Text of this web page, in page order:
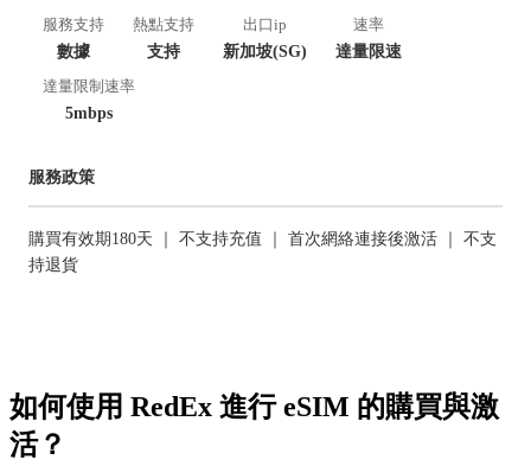
服務支持
數據
熱點支持
支持
出口ip
新加坡(SG)
速率
達量限速
達量限制速率
5mbps
服務政策
購買有效期180天 ｜ 不支持充值 ｜ 首次網絡連接後激活 ｜ 不支
持退貨
如何使用 RedEx 進行 eSIM 的購買與激
活？